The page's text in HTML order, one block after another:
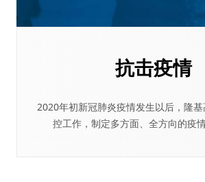
抗击疫情
2020年初新冠肺炎疫情发生以后，隆
控工作，制定多方面、全方向的疫情